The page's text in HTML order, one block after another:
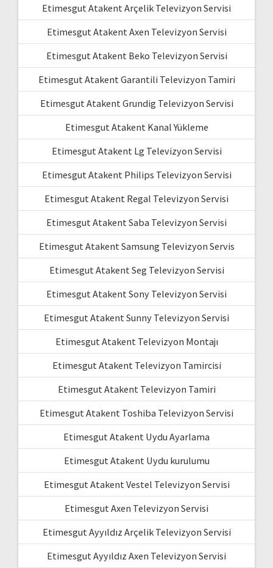
Etimesgut Atakent Arçelik Televizyon Servisi
Etimesgut Atakent Axen Televizyon Servisi
Etimesgut Atakent Beko Televizyon Servisi
Etimesgut Atakent Garantili Televizyon Tamiri
Etimesgut Atakent Grundig Televizyon Servisi
Etimesgut Atakent Kanal Yükleme
Etimesgut Atakent Lg Televizyon Servisi
Etimesgut Atakent Philips Televizyon Servisi
Etimesgut Atakent Regal Televizyon Servisi
Etimesgut Atakent Saba Televizyon Servisi
Etimesgut Atakent Samsung Televizyon Servis
Etimesgut Atakent Seg Televizyon Servisi
Etimesgut Atakent Sony Televizyon Servisi
Etimesgut Atakent Sunny Televizyon Servisi
Etimesgut Atakent Televizyon Montajı
Etimesgut Atakent Televizyon Tamircisi
Etimesgut Atakent Televizyon Tamiri
Etimesgut Atakent Toshiba Televizyon Servisi
Etimesgut Atakent Uydu Ayarlama
Etimesgut Atakent Uydu kurulumu
Etimesgut Atakent Vestel Televizyon Servisi
Etimesgut Axen Televizyon Servisi
Etimesgut Ayyıldız Arçelik Televizyon Servisi
Etimesgut Ayyıldız Axen Televizyon Servisi